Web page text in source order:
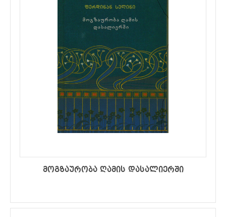
მოგზაურობა ღამის დასალიერში